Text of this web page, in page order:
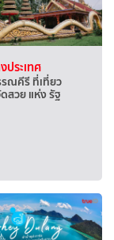
ประเทศ
รณคีรี ที่เที่ยว
ดสวย แห่ง รัฐ